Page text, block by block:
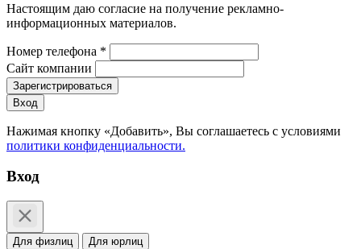
Настоящим даю согласие на получение рекламно-
информационных материалов.
Номер телефона *
Сайт компании
Зарегистрироваться
Вход
Нажимая кнопку «Добавить», Вы соглашаетесь c условиями
политики конфиденциальности.
Вход
Для физлиц Для юрлиц